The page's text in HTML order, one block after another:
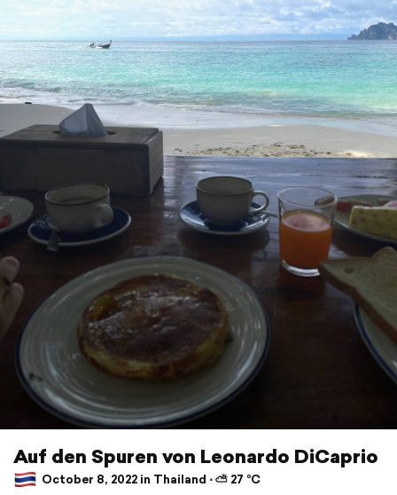
Auf den Spuren von Leonardo DiCaprio
October 8, 2022 in Thailand ⋅ ⛅ 27 °C